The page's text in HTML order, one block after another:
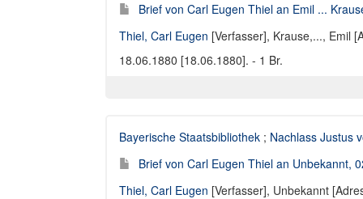
Brief von Carl Eugen Thiel an Emil ...
Thiel, Carl Eugen [Verfasser], Krause,..., Emil
18.06.1880 [18.06.1880]. - 1 Br.
Bayerische Staatsbibliothek ; Nachlass Justus
Brief von Carl Eugen Thiel an Unbekannt,
Thiel, Carl Eugen [Verfasser], Unbekannt